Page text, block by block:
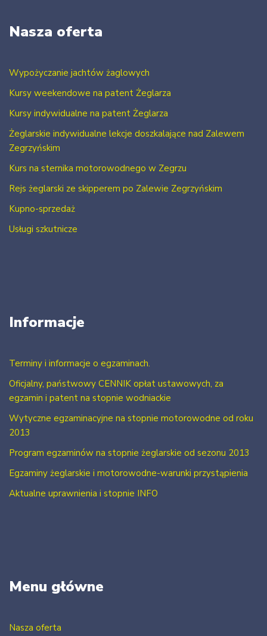
Nasza oferta
Wypożyczanie jachtów żaglowych
Kursy weekendowe na patent Żeglarza
Kursy indywidualne na patent Żeglarza
Żeglarskie indywidualne lekcje doszkalające nad Zalewem
Zegrzyńskim
Kurs na sternika motorowodnego w Zegrzu
Rejs żeglarski ze skipperem po Zalewie Zegrzyńskim
Kupno-sprzedaż
Usługi szkutnicze
Informacje
Terminy i informacje o egzaminach.
Oficjalny, państwowy CENNIK opłat ustawowych, za
egzamin i patent na stopnie wodniackie
Wytyczne egzaminacyjne na stopnie motorowodne od roku
2013
Program egzaminów na stopnie żeglarskie od sezonu 2013
Egzaminy żeglarskie i motorowodne-warunki przystąpienia
Aktualne uprawnienia i stopnie INFO
Menu główne
Nasza oferta